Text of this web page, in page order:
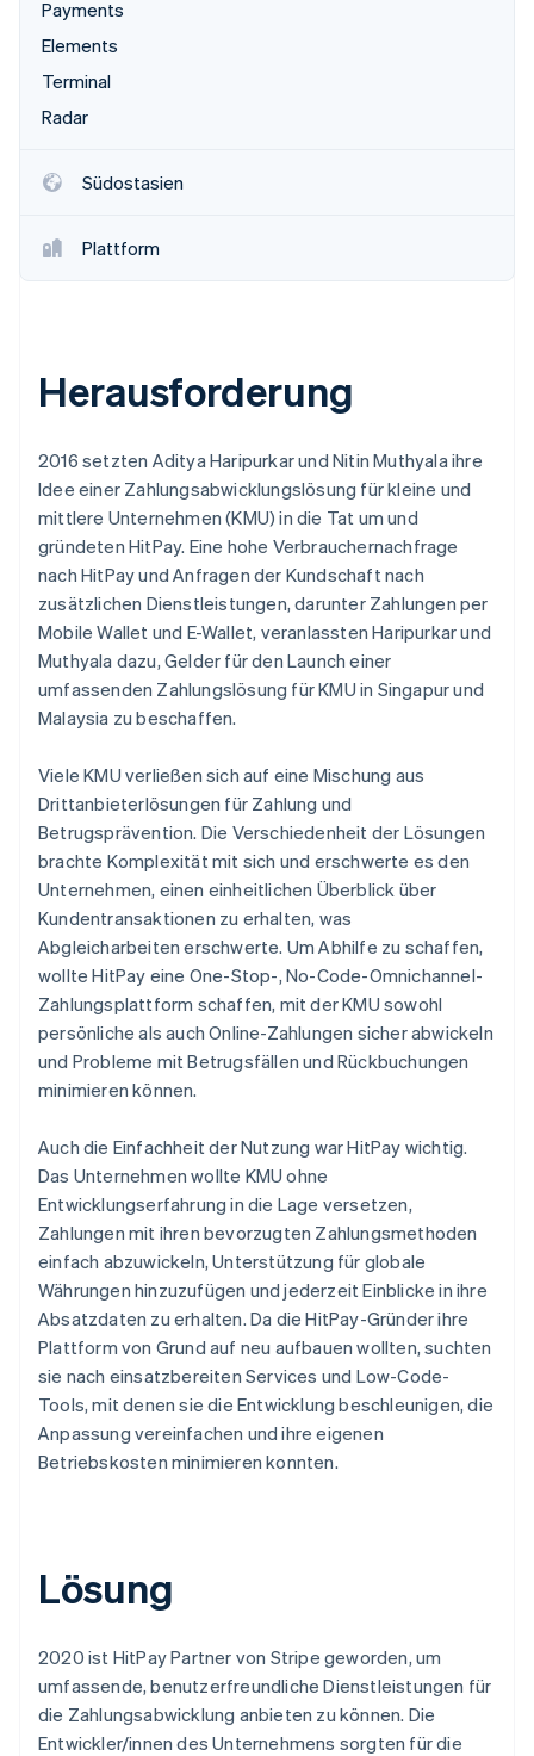
Betrugsprävention
Atlas
CO₂-Entnahme
Stripe-Sessions 2026
Erfahren Sie, wie Stripe Lösungen für die
Payments
Elements
Terminal
Radar
Südostasien
Plattform
Herausforderung
2016 setzten Aditya Haripurkar und Nitin Muthyala ihre
Idee einer Zahlungsabwicklungslösung für kleine und
mittlere Unternehmen (KMU) in die Tat um und
gründeten HitPay. Eine hohe Verbrauchernachfrage
nach HitPay und Anfragen der Kundschaft nach
zusätzlichen Dienstleistungen, darunter Zahlungen per
Mobile Wallet und E-Wallet, veranlassten Haripurkar und
Muthyala dazu, Gelder für den Launch einer
umfassenden Zahlungslösung für KMU in Singapur und
Malaysia zu beschaffen.
Viele KMU verließen sich auf eine Mischung aus
Drittanbieterlösungen für Zahlung und
Betrugsprävention. Die Verschiedenheit der Lösungen
brachte Komplexität mit sich und erschwerte es den
Unternehmen, einen einheitlichen Überblick über
Kundentransaktionen zu erhalten, was
Abgleicharbeiten erschwerte. Um Abhilfe zu schaffen,
wollte HitPay eine One-Stop-, No-Code-Omnichannel-
Zahlungsplattform schaffen, mit der KMU sowohl
persönliche als auch Online-Zahlungen sicher abwickeln
und Probleme mit Betrugsfällen und Rückbuchungen
minimieren können.
Auch die Einfachheit der Nutzung war HitPay wichtig.
Das Unternehmen wollte KMU ohne
Entwicklungserfahrung in die Lage versetzen,
Zahlungen mit ihren bevorzugten Zahlungsmethoden
einfach abzuwickeln, Unterstützung für globale
Währungen hinzuzufügen und jederzeit Einblicke in ihre
Absatzdaten zu erhalten. Da die HitPay-Gründer ihre
Plattform von Grund auf neu aufbauen wollten, suchten
sie nach einsatzbereiten Services und Low-Code-
Tools, mit denen sie die Entwicklung beschleunigen, die
Anpassung vereinfachen und ihre eigenen
Betriebskosten minimieren konnten.
Lösung
2020 ist HitPay Partner von Stripe geworden, um
umfassende, benutzerfreundliche Dienstleistungen für
die Zahlungsabwicklung anbieten zu können. Die
Entwickler/innen des Unternehmens sorgten für die